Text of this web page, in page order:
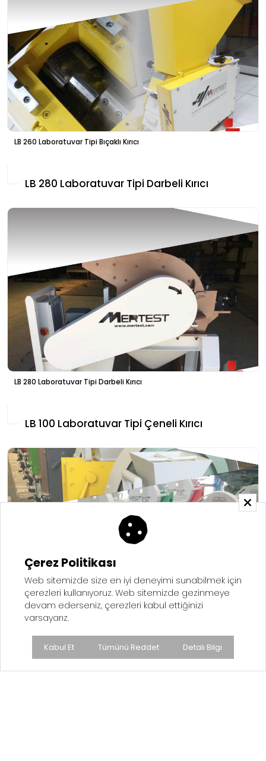
LB 260 Laboratuvar Tipi Bıçaklı Kırıcı
LB 280 Laboratuvar Tipi Darbeli Kırıcı
LB 280 Laboratuvar Tipi Darbeli Kırıcı
LB 100 Laboratuvar Tipi Çeneli Kırıcı
LB 100 Laboratuvar Tipi Çeneli Kırıcı
LB 150 Laboratuvar Tipi Çeneli Kırıcı
Çerez Politikası
Web sitemizde size en iyi deneyimi sunabilmek için
çerezleri kullanıyoruz. Web sitemizde gezinmeye
devam ederseniz, çerezleri kabul ettiğinizi
varsayarız.
Kabul Et Tümünü Reddet Detalı Bilgi